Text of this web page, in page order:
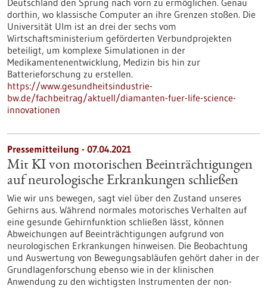
Deutschland den Sprung nach vorn zu ermöglichen. Genau
dorthin, wo klassische Computer an ihre Grenzen stoßen. Die
Universität Ulm ist an drei der sechs vom
Wirtschaftsministerium geförderten Verbundprojekten
beteiligt, um komplexe Simulationen in der
Medikamentenentwicklung, Medizin bis hin zur
Batterieforschung zu erstellen.
https://www.gesundheitsindustrie-
bw.de/fachbeitrag/aktuell/diamanten-fuer-life-science-
innovationen
Pressemitteilung - 07.04.2021
Mit KI von motorischen Beeinträchtigungen
auf neurologische Erkrankungen schließen
Wie wir uns bewegen, sagt viel über den Zustand unseres
Gehirns aus. Während normales motorisches Verhalten auf
eine gesunde Gehirnfunktion schließen lässt, können
Abweichungen auf Beeinträchtigungen aufgrund von
neurologischen Erkrankungen hinweisen. Die Beobachtung
und Auswertung von Bewegungsabläufen gehört daher in der
Grundlagenforschung ebenso wie in der klinischen
Anwendung zu den wichtigsten Instrumenten der non-